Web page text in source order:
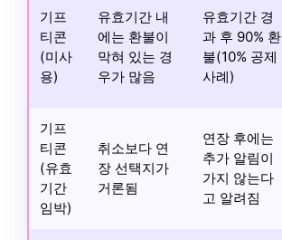
기프
티콘
(미사
용)
유효기간 내
에는 환불이
막혀 있는 경
우가 많음
유효기간 경
과 후 90% 환
불(10% 공제
사례)
기프
티콘
(유효
기간
임박)
취소보다 연
장 선택지가
거론됨
연장 후에는
추가 알림이
가지 않는다
고 알려짐